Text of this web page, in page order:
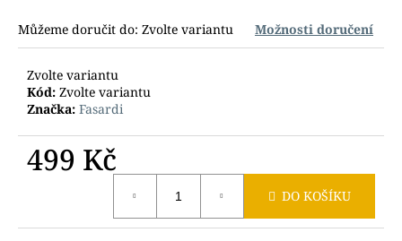
Můžeme doručit do: Zvolte variantu Možnosti doručení
Zvolte variantu
Kód: Zvolte variantu
Značka: Fasardi
499 Kč
DO KOŠÍKU